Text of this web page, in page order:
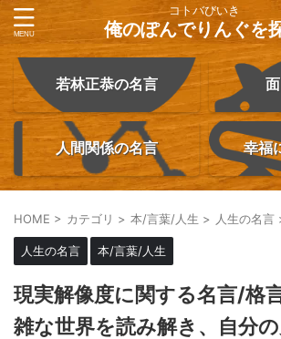
コトバびいき
俺のぽんでりんぐを
若林正恭の名言
人間関係の名言 幸福
HOME > カテゴリ > 本/言葉/人生 > 人生の名言
人生の名言 本/言葉/人生
現実解像度に関する名言/格
雑な世界を読み解き、自分